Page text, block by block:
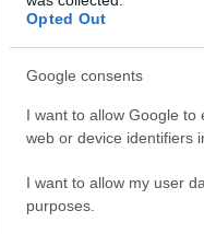
Opted Out
Google consents
I want to allow Google to
web or device identifiers
I want to allow my user
purposes.
Az áltudományos
manipuláció áldozatai:
oltásellenesség a
gyermekorvosi